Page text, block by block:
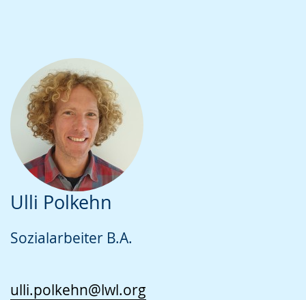
Ulli Polkehn
Sozialarbeiter B.A.
ulli.polkehn@lwl.org